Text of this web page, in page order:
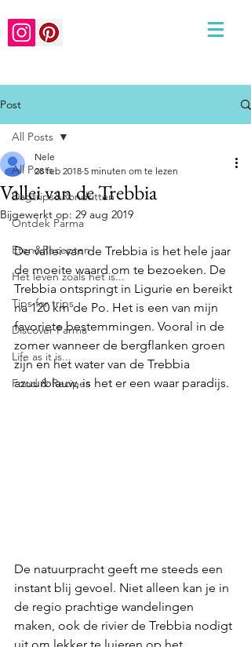
Post
All Posts
Dagtrips&Rondritten
Ontdek Parma
Eten&Recepten
Het leven zoals het is...
Tips for trips
Discover Parma
Life as it is...
Food & Recipes
All Posts
Vallei van de Trebbia
Nele
28 feb 2018 5 minuten om te lezen
Bijgewerkt op: 29 aug 2019
De vallei van de Trebbia is het hele jaar
de moeite waard om te bezoeken. De
Trebbia ontspringt in Ligurie en bereikt
na 120 km de Po. Het is een van mijn
favoriete bestemmingen. Vooral in de
zomer wanneer de bergflanken groen
zijn en het water van de Trebbia
azuurblauw, is het er een waar paradijs.
De natuurpracht geeft me steeds een
instant blij gevoel. Niet alleen kan je in
de regio prachtige wandelingen
maken, ook de rivier de Trebbia nodigt